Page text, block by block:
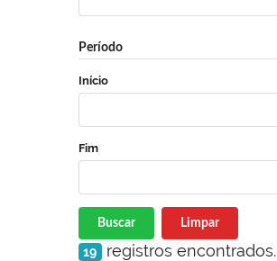
Período
Início
Fim
Buscar Limpar
19 registros encontrados.